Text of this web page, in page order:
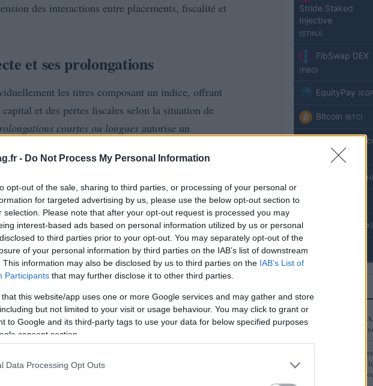
- Do Not Process My Personal Information
opt-out of the sale, sharing to third parties, or processing of your personal or
for targeted advertising by us, please use the below opt-out section to
selection. Please note that after your opt-out request is processed you may
interest-based ads based on personal information utilized by us or personal
to third parties prior to your opt-out. You may separately opt-out of the
of your personal information by third parties on the IAB’s list of downstream
This information may also be disclosed by us to third parties on the IAB’s List of
Participants that may further disclose it to other third parties.
that this website/app uses one or more Google services and may gather and store
but not limited to your visit or usage behaviour. You may click to grant or
to Google and its third-party tags to use your data for below specified purposes
consent section.
Data Processing Opt Outs
des interactions entre placements, fiscalité et
et ses prolongations
les titres composant un indice, offrant
capital et des pertes fiscales selon la situation de
courtes ou longues autorise un
optimisant la charge fiscale. Les médecins,
peuvent recourir à des ventes partielles pour
à long terme afin de profiter d’un régime fiscal
Stride Staked
Injective
(STINJ)
FibSwap DEX
(FIBO)
EquityPay
Bitcoin (BTC)
VNST
(ETH)
(USDEX)
1 VivaTech 2026 :
numérique et
Comment
l’investissement
psychologie et à